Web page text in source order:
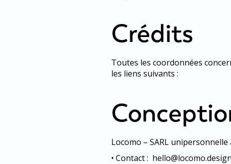
Crédits
Toutes les coordonnées
les liens suivants :
Locomo – SARL
• Contact : ‬ hello@locomo.design